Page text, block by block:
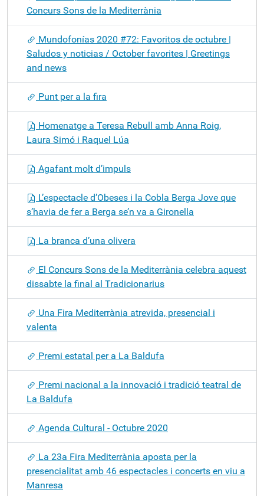
Concurs Sons de la Mediterrània
Mundofonías 2020 #72: Favoritos de octubre |
Saludos y noticias / October favorites | Greetings
and news
Punt per a la fira
Homenatge a Teresa Rebull amb Anna Roig,
Laura Simó i Raquel Lúa
Agafant molt d’impuls
L’espectacle d’Obeses i la Cobla Berga Jove que
s’havia de fer a Berga se’n va a Gironella
La branca d’una olivera
El Concurs Sons de la Mediterrània celebra aquest
dissabte la final al Tradicionarius
Una Fira Mediterrània atrevida, presencial i
valenta
Premi estatal per a La Baldufa
Premi nacional a la innovació i tradició teatral de
La Baldufa
Agenda Cultural - Octubre 2020
La 23a Fira Mediterrània aposta per la
presencialitat amb 46 espectacles i concerts en viu a
Manresa